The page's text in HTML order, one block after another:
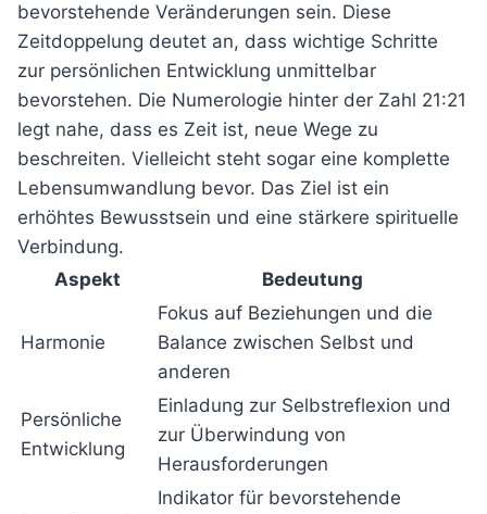
bevorstehende Veränderungen sein. Diese
Zeitdoppelung deutet an, dass wichtige Schritte
zur persönlichen Entwicklung unmittelbar
bevorstehen. Die Numerologie hinter der Zahl 21:21
legt nahe, dass es Zeit ist, neue Wege zu
beschreiten. Vielleicht steht sogar eine komplette
Lebensumwandlung bevor. Das Ziel ist ein
erhöhtes Bewusstsein und eine stärkere spirituelle
Verbindung.
Aspekt
Bedeutung
Harmonie
Fokus auf Beziehungen und die
Balance zwischen Selbst und
anderen
Persönliche
Entwicklung
Einladung zur Selbstreflexion und
zur Überwindung von
Herausforderungen
Indikator für bevorstehende